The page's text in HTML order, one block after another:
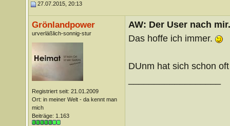
27.07.2015, 20:13
Grönlandpower
urverläßlich-sonnig-stur
Registriert seit: 21.01.2009
Ort: in meiner Welt - da kennt man
mich
Beiträge: 1.163
AW: Der User nach
Das hoffe ich immer.
DUnm hat sich schon